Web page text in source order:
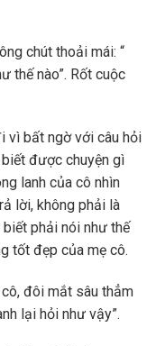
chút thoải mái: “
thế nào”. Rốt cuộc
vì bất ngờ với câu hỏi
được chuyện gì
lanh của cô nhìn
lời, không phải là
phải nói như thế
tốt đẹp của mẹ cô.
đôi mắt sâu thẳm
lại hỏi như vậy”.